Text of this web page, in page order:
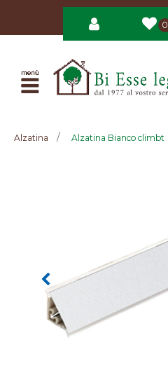
0
Open
Alzatina Alzatina Bianco climbt